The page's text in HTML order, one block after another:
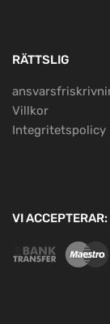
RÄTTSLIG
Villkor
Integritetspolicy
VI ACCEPTERAR: